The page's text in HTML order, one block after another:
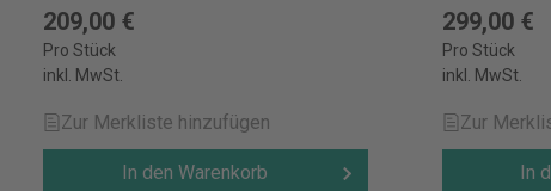
209,00 €
Pro Stück
inkl. MwSt.
Zur Merkliste hinzufügen
In den Warenkorb
299,00 €
Pro Stück
inkl. MwSt.
Zur
In